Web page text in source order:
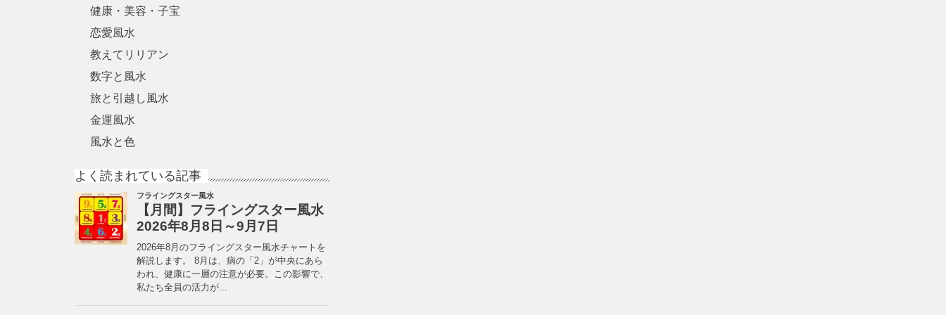
健康・美容・子宝
恋愛風水
教えてリリアン
数字と風水
旅と引越し風水
金運風水
風水と色
よく読まれている記事